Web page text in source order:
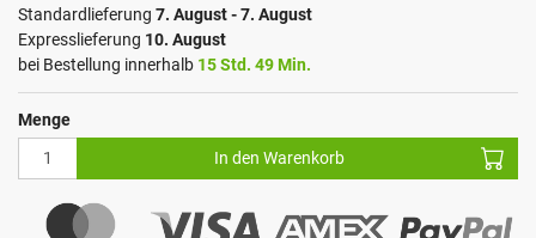
Standardlieferung 7. August - 7. August
Expresslieferung 10. August
bei Bestellung innerhalb 15 Std. 49 Min.
Menge
In den Warenkorb